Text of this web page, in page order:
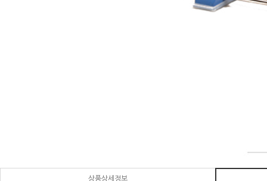
상품상세정보